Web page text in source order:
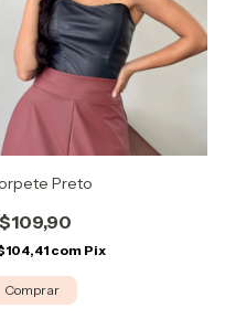
Preto
com Pix
Comprar